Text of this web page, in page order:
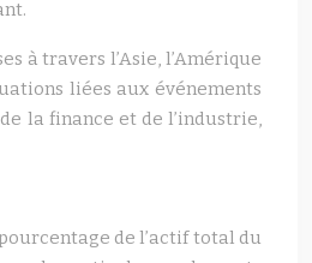
à travers l’Asie, l’Amérique
liées aux événements
la finance et de l’industrie,
de l’actif total du